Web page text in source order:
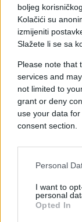
boljeg
Kolačići su
izmijeniti
Slažete li se sa
Please note that
services and
not limited to
grant or deny
use your data
consent section.
Personal
I want to
personal
Opted In
Nebojša
takav način
- Prema meni
nećete